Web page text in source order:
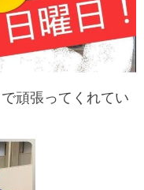
頑張ってくれてい